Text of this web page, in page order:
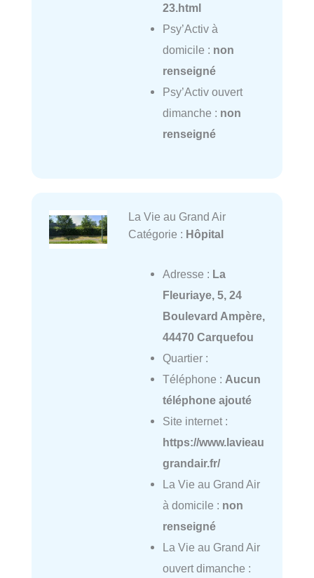
23.html
Psy’Activ à
domicile : non
renseigné
Psy’Activ ouvert
dimanche : non
renseigné
La Vie au Grand Air
Catégorie : Hôpital
Adresse : La
Fleuriaye, 5, 24
Boulevard Ampère,
44470 Carquefou
Quartier :
Téléphone : Aucun
téléphone ajouté
Site internet :
https://www.lavieau
grandair.fr/
La Vie au Grand Air
à domicile : non
renseigné
La Vie au Grand Air
ouvert dimanche :